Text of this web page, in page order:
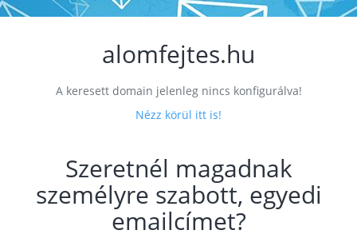
alomfejtes.hu
A keresett domain jelenleg nincs konfigurálva!
Nézz körül itt is!
Szeretnél magadnak
személyre szabott, egyedi
emailcímet?